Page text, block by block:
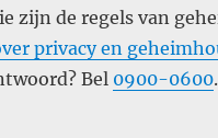
zijn de regels van
privacy en
Bel 0900-0600